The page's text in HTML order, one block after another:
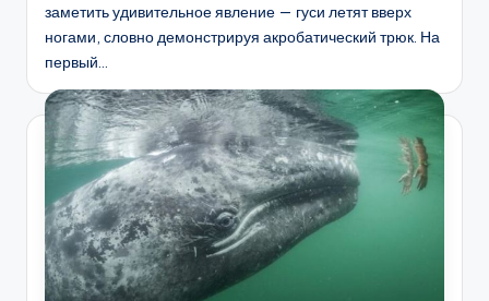
заметить удивительное явление — гуси летят вверх
ногами, словно демонстрируя акробатический трюк. На
первый…